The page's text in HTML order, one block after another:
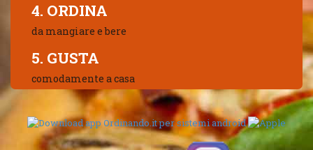
4. ORDINA
da mangiare e bere
5. GUSTA
comodamente a casa